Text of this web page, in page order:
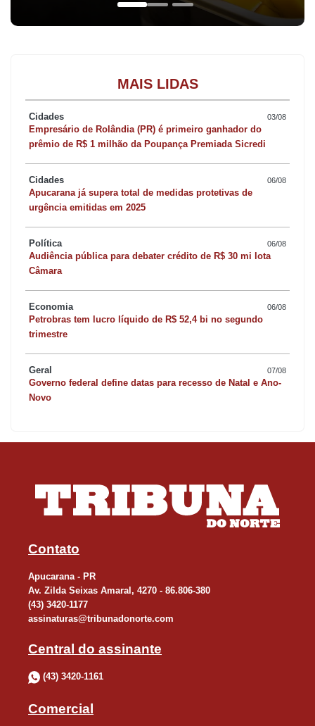
MAIS LIDAS
Cidades 03/08
Empresário de Rolândia (PR) é primeiro ganhador do
prêmio de R$ 1 milhão da Poupança Premiada Sicredi
Cidades 06/08
Apucarana já supera total de medidas protetivas de
urgência emitidas em 2025
Política 06/08
Audiência pública para debater crédito de R$ 30 mi lota
Câmara
Economia 06/08
Petrobras tem lucro líquido de R$ 52,4 bi no segundo
trimestre
Geral 07/08
Governo federal define datas para recesso de Natal e Ano-
Novo
Contato
Apucarana - PR
Av. Zilda Seixas Amaral, 4270 - 86.806-380
(43) 3420-1177
assinaturas@tribunadonorte.com
Central do assinante
(43) 3420-1161
Comercial